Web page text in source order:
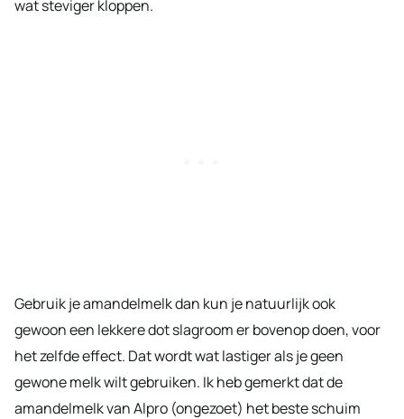
wat steviger kloppen.
Gebruik je amandelmelk dan kun je natuurlijk ook
gewoon een lekkere dot slagroom er bovenop doen, voor
het zelfde effect. Dat wordt wat lastiger als je geen
gewone melk wilt gebruiken. Ik heb gemerkt dat de
amandelmelk van Alpro (ongezoet) het beste schuim